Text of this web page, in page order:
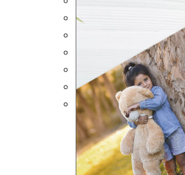
Peluches
Portalápices
Puzles
Juegos de Mesa
Alfombrillas
Lámparas LED